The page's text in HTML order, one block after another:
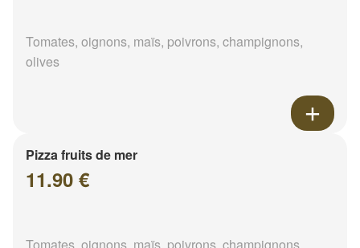
Tomates, oignons, maïs, poivrons, champignons,
olives
Pizza fruits de mer
11.90 €
Tomates, oignons, maïs, poivrons, champignons,